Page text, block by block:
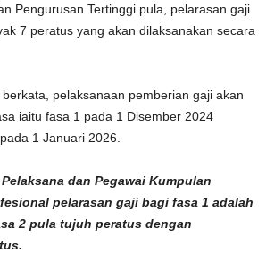
Pengurusan Tertinggi pula, pelarasan gaji
7 peratus yang akan dilaksanakan secara
pelaksanaan pemberian gaji akan
iaitu fasa 1 pada 1 Disember 2024
1 Januari 2026.
dan Pegawai Kumpulan
pelarasan gaji bagi fasa 1 adalah
2 pula tujuh peratus dengan